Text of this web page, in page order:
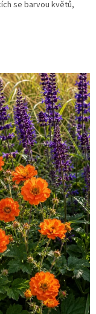
se barvou květů,